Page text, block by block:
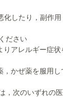
したり，副作用
ださい
アレルギー症
かぜ薬を服用
，次のいずれの